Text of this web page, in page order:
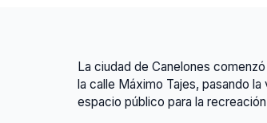
La ciudad de Canelones
la calle Máximo Tajes, pasando
espacio público para la